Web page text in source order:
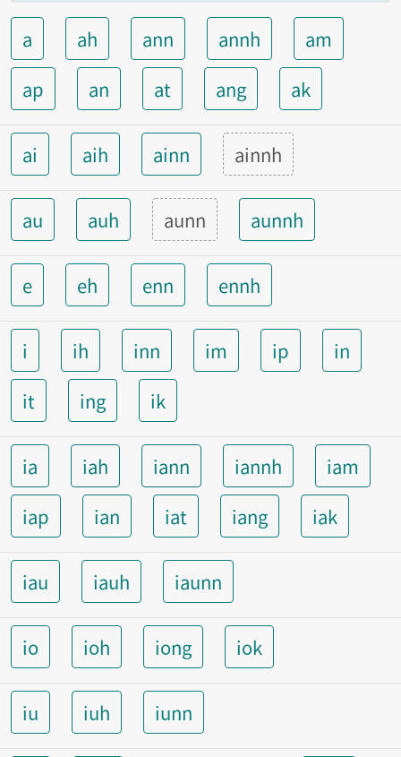
a ah ann annh
am
ap
an at ang ak
ai aih ainn ainnh
au auh aunn aunnh
e eh enn ennh
i ih inn im ip
in
it
ing ik
ia iah iann iannh
iam
iap
ian iat iang iak
iau iauh iaunn
io ioh iong iok
iu iuh iunn